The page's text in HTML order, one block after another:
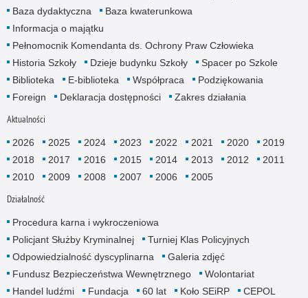
Baza dydaktyczna
Baza kwaterunkowa
Informacja o majątku
Pełnomocnik Komendanta ds. Ochrony Praw Człowieka
Historia Szkoły
Dzieje budynku Szkoły
Spacer po Szkole
Biblioteka
E-biblioteka Współpraca
Podziękowania
Foreign
Deklaracja dostępności Zakres działania
Aktualności
2026 2025 2024 2023 2022 2021 2020
2019
2018
2017 2016 2015 2014 2013 2012
2011
2010
2009 2008 2007 2006 2005
Działalność
Procedura karna i wykroczeniowa
Policjant Służby Kryminalnej
Turniej Klas Policyjnych
Odpowiedzialność dyscyplinarna
Galeria zdjęć
Fundusz Bezpieczeństwa Wewnętrznego
Wolontariat
Handel ludźmi
Fundacja 60 lat Koło SEiRP
CEPOL